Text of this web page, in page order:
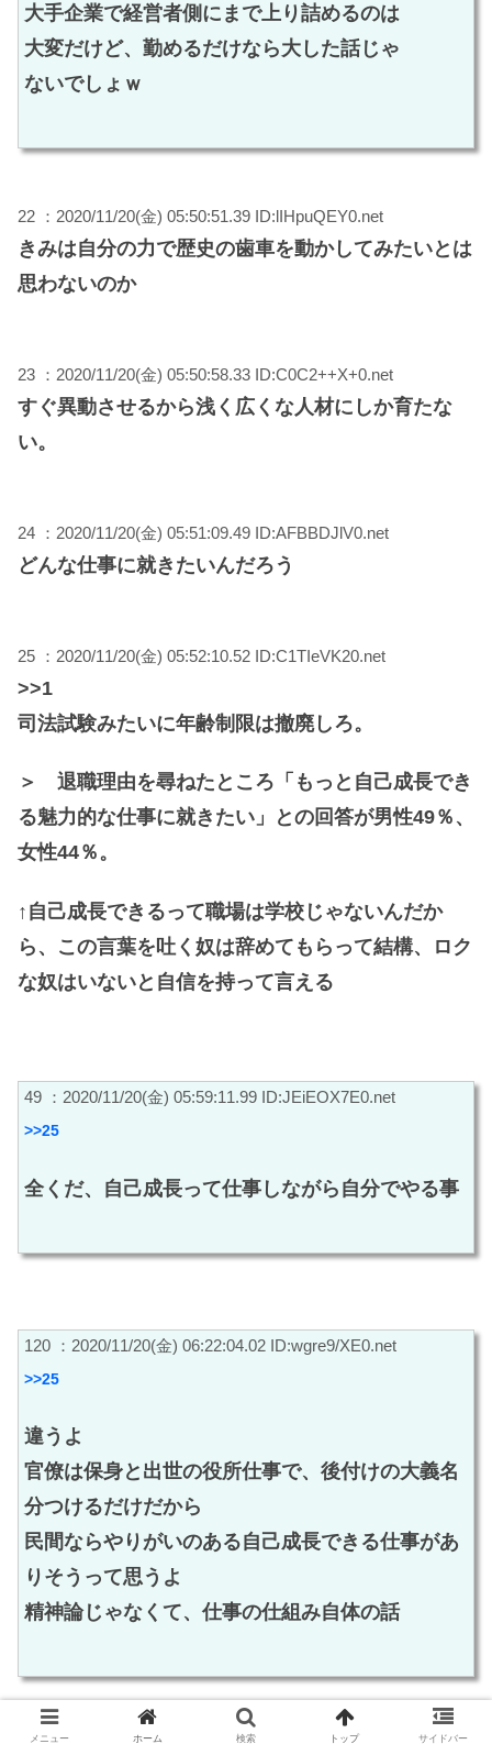
大手企業で経営者側にまで上り詰めるのは
大変だけど、勤めるだけなら大した話じゃ
ないでしょｗ
22 ：2020/11/20(金) 05:50:51.39 ID:lIHpuQEY0.net
きみは自分の力で歴史の歯車を動かしてみたいとは
思わないのか
23 ：2020/11/20(金) 05:50:58.33 ID:C0C2++X+0.net
すぐ異動させるから浅く広くな人材にしか育たな
い。
24 ：2020/11/20(金) 05:51:09.49 ID:AFBBDJlV0.net
どんな仕事に就きたいんだろう
25 ：2020/11/20(金) 05:52:10.52 ID:C1TIeVK20.net
>>1
司法試験みたいに年齢制限は撤廃しろ。
＞ 退職理由を尋ねたところ「もっと自己成長でき
る魅力的な仕事に就きたい」との回答が男性49％、
女性44％。
↑自己成長できるって職場は学校じゃないんだか
ら、この言葉を吐く奴は辞めてもらって結構、ロク
な奴はいないと自信を持って言える
49 ：2020/11/20(金) 05:59:11.99 ID:JEiEOX7E0.net
>>25
全くだ、自己成長って仕事しながら自分でやる事
120 ：2020/11/20(金) 06:22:04.02 ID:wgre9/XE0.net
>>25
違うよ
官僚は保身と出世の役所仕事で、後付けの大義名
分つけるだけだから
民間ならやりがいのある自己成長できる仕事があ
りそうって思うよ
精神論じゃなくて、仕事の仕組み自体の話
メニュー ホーム 検索 トップ サイドバー